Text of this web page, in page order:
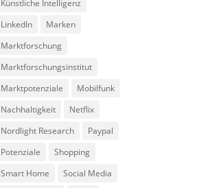
Künstliche Intelligenz
LinkedIn
Marken
Marktforschung
Marktforschungsinstitut
Marktpotenziale
Mobilfunk
Nachhaltigkeit
Netflix
Nordlight Research
Paypal
Potenziale
Shopping
Smart Home
Social Media